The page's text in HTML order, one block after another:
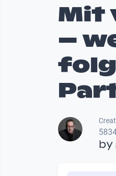
Mit
–
by